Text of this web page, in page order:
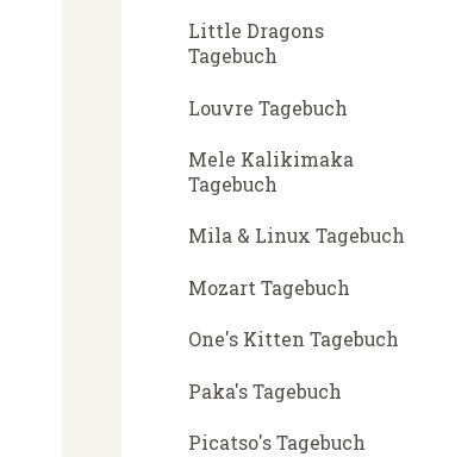
Little Dragons
Tagebuch
Louvre Tagebuch
Mele Kalikimaka
Tagebuch
Mila & Linux Tagebuch
Mozart Tagebuch
One's Kitten Tagebuch
Paka's Tagebuch
Picatso's Tagebuch